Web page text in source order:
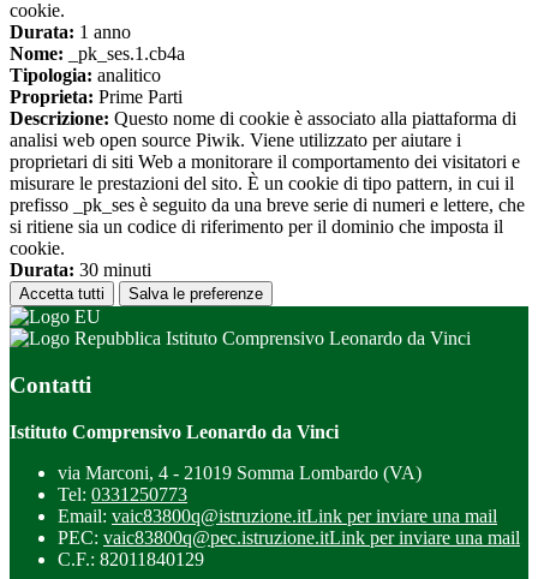
cookie.
Durata: 1 anno
Nome: _pk_ses.1.cb4a
Tipologia: analitico
Proprieta: Prime Parti
Descrizione: Questo nome di cookie è associato alla piattaforma di
analisi web open source Piwik. Viene utilizzato per aiutare i
proprietari di siti Web a monitorare il comportamento dei visitatori e
misurare le prestazioni del sito. È un cookie di tipo pattern, in cui il
prefisso _pk_ses è seguito da una breve serie di numeri e lettere, che
si ritiene sia un codice di riferimento per il dominio che imposta il
cookie.
Durata: 30 minuti
Accetta tutti Salva le preferenze
Istituto Comprensivo Leonardo da Vinci
Contatti
Istituto Comprensivo Leonardo da Vinci
via Marconi, 4 - 21019 Somma Lombardo (VA)
Tel: 0331250773
Email: vaic83800q@istruzione.itLink per inviare una mail
PEC: vaic83800q@pec.istruzione.itLink per inviare una mail
C.F.: 82011840129